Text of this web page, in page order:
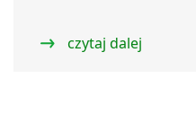
czytaj dalej